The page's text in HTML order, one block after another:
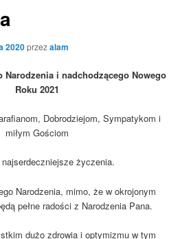
2020przezalam
Narodzenia i nadchodzącego Nowego
Roku 2021
Dobrodziejom, Sympatykom i
miłym Gościom
najserdeczniejsze życzenia.
Narodzenia, mimo, że w okrojonym
pełne radości z Narodzenia Pana.
dużo zdrowia i optymizmu w tym